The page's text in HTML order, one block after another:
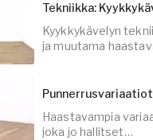
5min
min
Tekniikka:
Kyykkykävelyn
ja muutama
Punnerrusvariaatiot
Haastavampia
joka jo hallitset